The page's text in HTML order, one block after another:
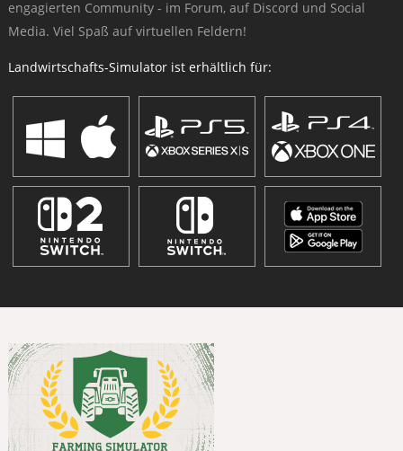
engagierten Community - im Forum, auf Discord und Social
Media. Viel Spaß auf virtuellen Feldern!
Landwirtschafts-Simulator ist erhältlich für: